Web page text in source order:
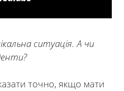
ситуація. А чи
точно, якщо мати